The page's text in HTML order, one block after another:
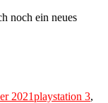
noch ein neues
2021playstation 3,